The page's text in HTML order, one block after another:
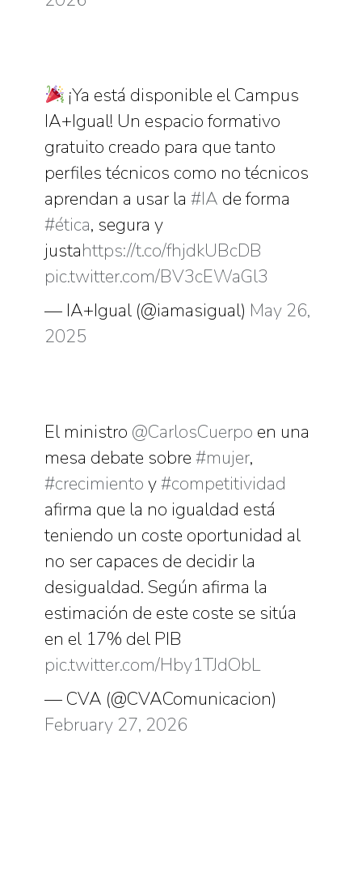
¡Ya está disponible el Campus
IA+Igual! Un espacio formativo
gratuito creado para que tanto
perfiles técnicos como no técnicos
aprendan a usar la #IA de forma
#ética, segura y
justahttps://t.co/fhjdkUBcDB
pic.twitter.com/BV3cEWaGl3
— IA+Igual (@iamasigual) May 26,
2025
El ministro @CarlosCuerpo en una
mesa debate sobre #mujer,
#crecimiento y#competitividad
afirma que la no igualdad está
teniendo un coste oportunidad al
no ser capaces de decidir la
desigualdad. Según afirma la
estimación de este coste se sitúa
en el 17% del PIB
pic.twitter.com/Hby1TJdObL
— CVA (@CVAComunicacion)
February 27, 2026